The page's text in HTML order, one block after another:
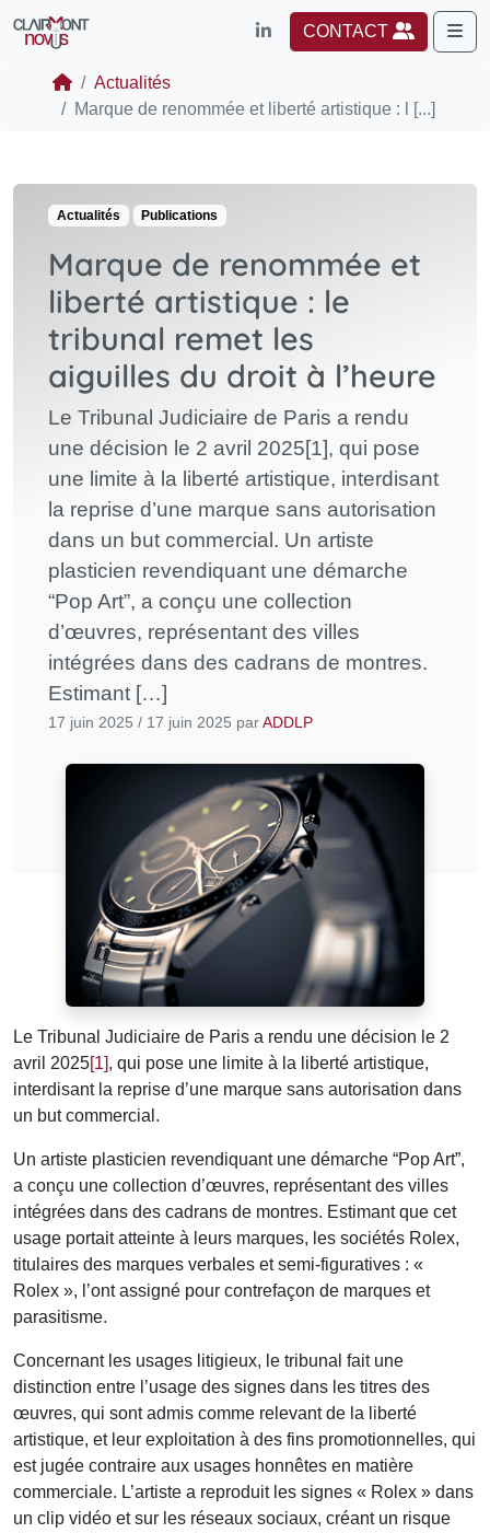
CONTACT
Actualités
Marque de renommée et liberté artistique : l [...]
Actualités Publications
Marque de renommée et
liberté artistique : le
tribunal remet les
aiguilles du droit à l’heure
Le Tribunal Judiciaire de Paris a rendu
une décision le 2 avril 2025[1], qui pose
une limite à la liberté artistique, interdisant
la reprise d’une marque sans autorisation
dans un but commercial. Un artiste
plasticien revendiquant une démarche
“Pop Art”, a conçu une collection
d’œuvres, représentant des villes
intégrées dans des cadrans de montres.
Estimant […]
17 juin 2025 / 17 juin 2025 parADDLP
Le Tribunal Judiciaire de Paris a rendu une décision le 2
avril 2025[1], qui pose une limite à la liberté artistique,
interdisant la reprise d’une marque sans autorisation dans
un but commercial.
Un artiste plasticien revendiquant une démarche “Pop Art”,
a conçu une collection d’œuvres, représentant des villes
intégrées dans des cadrans de montres. Estimant que cet
usage portait atteinte à leurs marques, les sociétés Rolex,
titulaires des marques verbales et semi-figuratives : «
Rolex », l’ont assigné pour contrefaçon de marques et
parasitisme.
Concernant les usages litigieux, le tribunal fait une
distinction entre l’usage des signes dans les titres des
œuvres, qui sont admis comme relevant de la liberté
artistique, et leur exploitation à des fins promotionnelles, qui
est jugée contraire aux usages honnêtes en matière
commerciale. L’artiste a reproduit les signes « Rolex » dans
un clip vidéo et sur les réseaux sociaux, créant un risque